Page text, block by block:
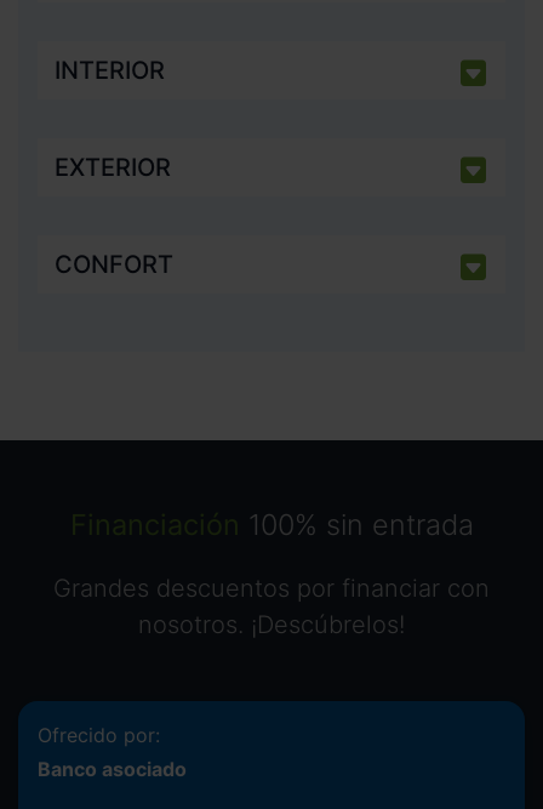
INTERIOR
EXTERIOR
CONFORT
Financiación 100% sin entrada
Grandes descuentos por financiar con
nosotros. ¡Descúbrelos!
Ofrecido por:
Banco asociado